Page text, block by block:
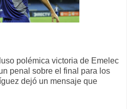
polémica victoria de Emelec
penal sobre el final para los
dejó un mensaje que